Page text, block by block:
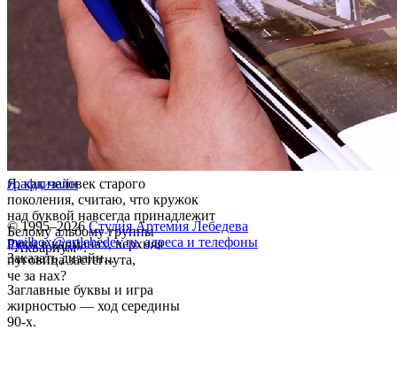
Я, как человек старого
поколения, считаю, что кружок
над буквой навсегда принадлежит
Белому альбому группы
«Åквариум».
Руки в карманах, верхняя
пуговица застегнута,
че за нах?
Заглавные буквы и игра
жирностью — ход середины
90-х.
графдизайн
© 1995–2026 Студия Артемия Лебедева
mailbox@artlebedev.ru, адреса и телефоны
Заказать дизайн...